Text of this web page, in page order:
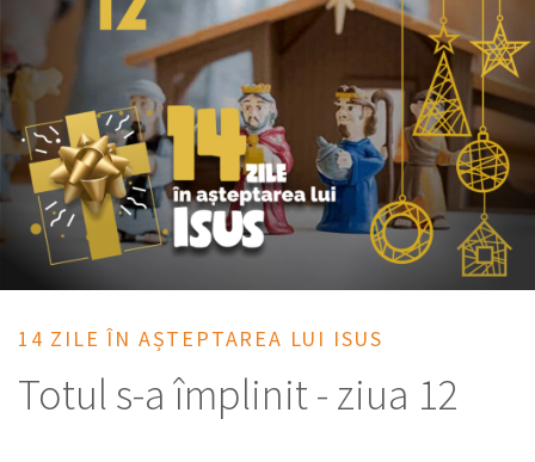
14 ZILE ÎN AȘTEPTAREA LUI ISUS
Totul s-a împlinit - ziua 12